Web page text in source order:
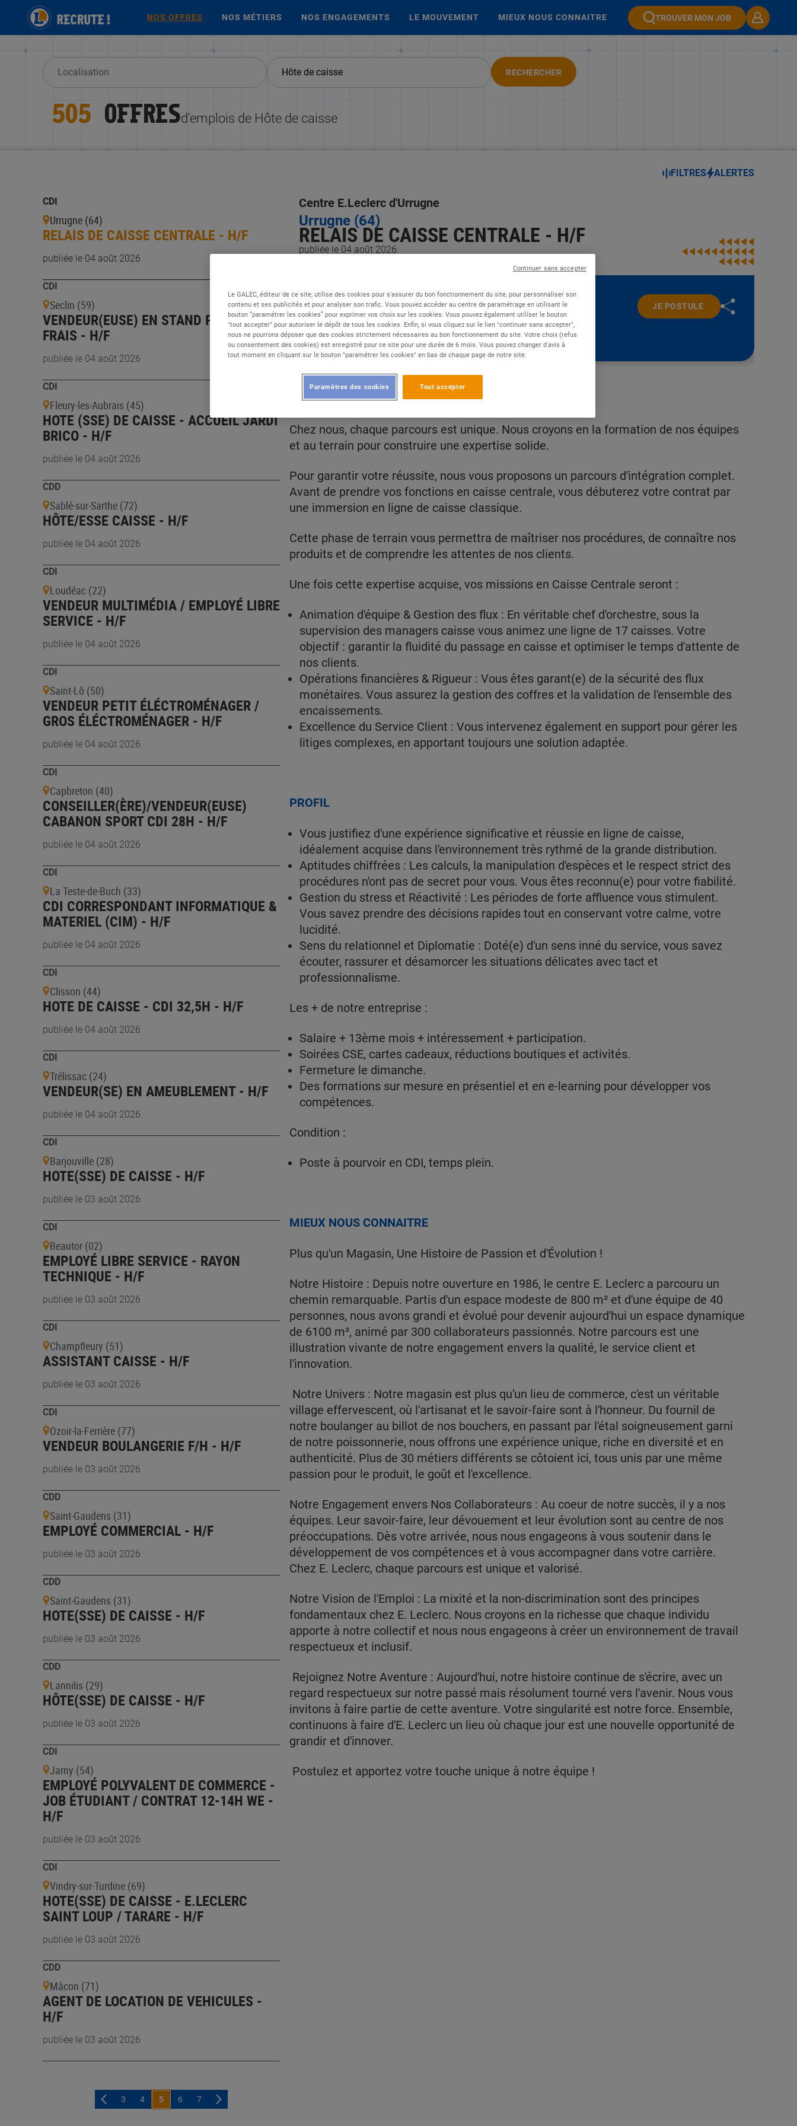
NOS OFFRES NOS MÉTIERS NOS ENGAGEMENTS LE MOUVEMENT MIEUX NOUS CONNAITRE TROUVER MON JOB
RECHERCHER
505 OFFRESd'emplois de Hôte de caisse
FILTRES ALERTES
CDI
Urrugne (64)
RELAIS DE CAISSE CENTRALE - H/F
publiée le 04 août 2026
CDI
Seclin (59)
VENDEUR(EUSE) EN STAND PRODUITS
FRAIS - H/F
publiée le 04 août 2026
CDI
Fleury-les-Aubrais (45)
HOTE (SSE) DE CAISSE - ACCUEIL JARDI
BRICO - H/F
publiée le 04 août 2026
CDD
Sablé-sur-Sarthe (72)
HÔTE/ESSE CAISSE - H/F
publiée le 04 août 2026
CDI
Loudéac (22)
VENDEUR MULTIMÉDIA / EMPLOYÉ LIBRE
SERVICE - H/F
publiée le 04 août 2026
CDI
Saint-Lô (50)
VENDEUR PETIT ÉLÉCTROMÉNAGER /
GROS ÉLÉCTROMÉNAGER - H/F
publiée le 04 août 2026
CDI
Capbreton (40)
CONSEILLER(ÈRE)/VENDEUR(EUSE)
CABANON SPORT CDI 28H - H/F
publiée le 04 août 2026
CDI
La Teste-de-Buch (33)
CDI CORRESPONDANT INFORMATIQUE &
MATERIEL (CIM) - H/F
publiée le 04 août 2026
CDI
Clisson (44)
HOTE DE CAISSE - CDI 32,5H - H/F
publiée le 04 août 2026
CDI
Trélissac (24)
VENDEUR(SE) EN AMEUBLEMENT - H/F
publiée le 04 août 2026
CDI
Barjouville (28)
HOTE(SSE) DE CAISSE - H/F
publiée le 03 août 2026
CDI
Beautor (02)
EMPLOYÉ LIBRE SERVICE - RAYON
TECHNIQUE - H/F
publiée le 03 août 2026
CDI
Champfleury (51)
ASSISTANT CAISSE - H/F
publiée le 03 août 2026
CDI
Ozoir-la-Ferrière (77)
VENDEUR BOULANGERIE F/H - H/F
publiée le 03 août 2026
CDD
Saint-Gaudens (31)
EMPLOYÉ COMMERCIAL - H/F
publiée le 03 août 2026
CDD
Saint-Gaudens (31)
HOTE(SSE) DE CAISSE - H/F
publiée le 03 août 2026
CDD
Lannilis (29)
HÔTE(SSE) DE CAISSE - H/F
publiée le 03 août 2026
CDI
Jarny (54)
EMPLOYÉ POLYVALENT DE COMMERCE -
JOB ÉTUDIANT / CONTRAT 12-14H WE -
H/F
publiée le 03 août 2026
CDI
Vindry-sur-Turdine (69)
HOTE(SSE) DE CAISSE - E.LECLERC
SAINT LOUP / TARARE - H/F
publiée le 03 août 2026
CDD
Mâcon (71)
AGENT DE LOCATION DE VEHICULES -
H/F
publiée le 03 août 2026
3 4 5 6 7
publiée le 04 août 2026
RELAIS DE CAISSE CENTRALE - H/F
Urrugne (64)
Centre E.Leclerc d'Urrugne
Type de contrat :CDI
Expérience :Confirmé
Études :CAP / BEP
JE POSTULE
DESCRIPTION
Chez nous, chaque parcours est unique. Nous croyons en la formation de nos équipes
et au terrain pour construire une expertise solide.
Pour garantir votre réussite, nous vous proposons un parcours d'intégration complet.
Avant de prendre vos fonctions en caisse centrale, vous débuterez votre contrat par
une immersion en ligne de caisse classique.
Cette phase de terrain vous permettra de maîtriser nos procédures, de connaître nos
produits et de comprendre les attentes de nos clients.
Une fois cette expertise acquise, vos missions en Caisse Centrale seront :
Animation d'équipe & Gestion des flux : En véritable chef d'orchestre, sous la
supervision des managers caisse vous animez une ligne de 17 caisses. Votre
objectif : garantir la fluidité du passage en caisse et optimiser le temps d'attente de
nos clients.
Opérations financières & Rigueur : Vous êtes garant(e) de la sécurité des flux
monétaires. Vous assurez la gestion des coffres et la validation de l'ensemble des
encaissements.
Excellence du Service Client : Vous intervenez également en support pour gérer les
litiges complexes, en apportant toujours une solution adaptée.
PROFIL
Vous justifiez d'une expérience significative et réussie en ligne de caisse,
idéalement acquise dans l'environnement très rythmé de la grande distribution.
Aptitudes chiffrées : Les calculs, la manipulation d'espèces et le respect strict des
procédures n'ont pas de secret pour vous. Vous êtes reconnu(e) pour votre fiabilité.
Gestion du stress et Réactivité : Les périodes de forte affluence vous stimulent.
Vous savez prendre des décisions rapides tout en conservant votre calme, votre
lucidité.
Sens du relationnel et Diplomatie : Doté(e) d'un sens inné du service, vous savez
écouter, rassurer et désamorcer les situations délicates avec tact et
professionnalisme.
Les + de notre entreprise :
Salaire + 13ème mois + intéressement + participation.
Soirées CSE, cartes cadeaux, réductions boutiques et activités.
Fermeture le dimanche.
Des formations sur mesure en présentiel et en e-learning pour développer vos
compétences.
Condition :
Poste à pourvoir en CDI, temps plein.
MIEUX NOUS CONNAITRE
Plus qu'un Magasin, Une Histoire de Passion et d'Évolution !
Notre Histoire : Depuis notre ouverture en 1986, le centre E. Leclerc a parcouru un
chemin remarquable. Partis d'un espace modeste de 800 m² et d'une équipe de 40
personnes, nous avons grandi et évolué pour devenir aujourd'hui un espace dynamique
de 6100 m², animé par 300 collaborateurs passionnés. Notre parcours est une
illustration vivante de notre engagement envers la qualité, le service client et
l'innovation.
Notre Univers : Notre magasin est plus qu'un lieu de commerce, c'est un véritable
village effervescent, où l'artisanat et le savoir-faire sont à l'honneur. Du fournil de
notre boulanger au billot de nos bouchers, en passant par l'étal soigneusement garni
de notre poissonnerie, nous offrons une expérience unique, riche en diversité et en
authenticité. Plus de 30 métiers différents se côtoient ici, tous unis par une même
passion pour le produit, le goût et l'excellence.
Notre Engagement envers Nos Collaborateurs : Au coeur de notre succès, il y a nos
équipes. Leur savoir-faire, leur dévouement et leur évolution sont au centre de nos
préoccupations. Dès votre arrivée, nous nous engageons à vous soutenir dans le
développement de vos compétences et à vous accompagner dans votre carrière.
Chez E. Leclerc, chaque parcours est unique et valorisé.
Notre Vision de l'Emploi : La mixité et la non-discrimination sont des principes
fondamentaux chez E. Leclerc. Nous croyons en la richesse que chaque individu
apporte à notre collectif et nous nous engageons à créer un environnement de travail
respectueux et inclusif.
Rejoignez Notre Aventure : Aujourd'hui, notre histoire continue de s'écrire, avec un
regard respectueux sur notre passé mais résolument tourné vers l'avenir. Nous vous
invitons à faire partie de cette aventure. Votre singularité est notre force. Ensemble,
continuons à faire d'E. Leclerc un lieu où chaque jour est une nouvelle opportunité de
grandir et d'innover.
Postulez et apportez votre touche unique à notre équipe !
Le GALEC, éditeur de ce site, utilise des cookies pour s'assurer du bon fonctionnement du site, pour personnaliser son
contenu et ses publicités et pour analyser son trafic. Vous pouvez accéder au centre de paramétrage en utilisant le
bouton “paramétrer les cookies” pour exprimer vos choix sur les cookies. Vous pouvez également utiliser le bouton
"tout accepter" pour autoriser le dépôt de tous les cookies. Enfin, si vous cliquez sur le lien "continuer sans accepter",
nous ne pourrons déposer que des cookies strictement nécessaires au bon fonctionnement du site. Votre choix (refus
ou consentement des cookies) est enregistré pour ce site pour une durée de 6 mois. Vous pouvez changer d'avis à
tout moment en cliquant sur le bouton "paramétrer les cookies" en bas de chaque page de notre site.
Tout accepter
Paramètres des cookies
Continuer sans accepter